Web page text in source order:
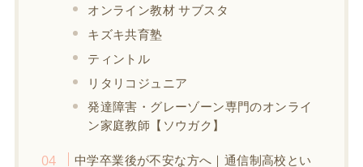
オンライン教材 サブスタ
キズキ共育塾
ティントル
リタリコジュニア
発達障害・グレーゾーン専門のオンライ
ン家庭教師【ソウガク】
中学卒業後が不安な方へ｜通信制高校とい